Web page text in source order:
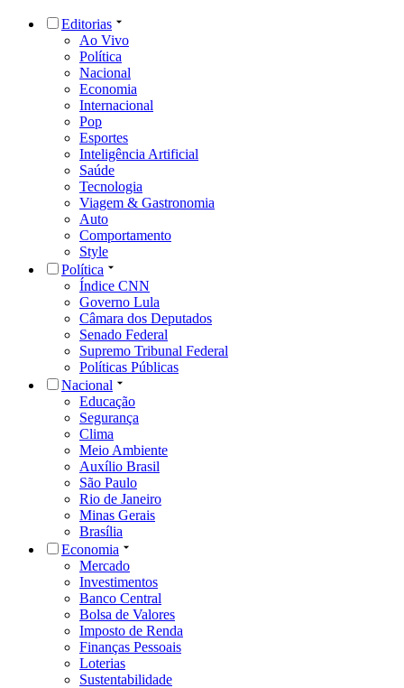
Editorias
Ao Vivo
Política
Nacional
Economia
Internacional
Pop
Esportes
Inteligência Artificial
Saúde
Tecnologia
Viagem & Gastronomia
Auto
Comportamento
Style
Política
Índice CNN
Governo Lula
Câmara dos Deputados
Senado Federal
Supremo Tribunal Federal
Políticas Públicas
Nacional
Educação
Segurança
Clima
Meio Ambiente
Auxílio Brasil
São Paulo
Rio de Janeiro
Minas Gerais
Brasília
Economia
Mercado
Investimentos
Banco Central
Bolsa de Valores
Imposto de Renda
Finanças Pessoais
Loterias
Sustentabilidade